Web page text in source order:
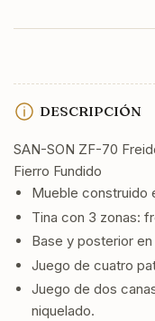
DESCRIPCIÓN
SAN-SON ZF-70
Fierro Fundido
Mueble construido
Tina con 3 zonas:
Base y posterior
Juego de cuatro
Juego de dos
niquelado.